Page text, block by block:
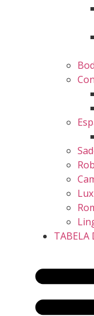
TABELA